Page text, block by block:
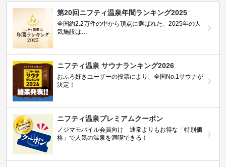
第20回ニフティ温泉年間ランキング2025
全国約2.2万件の中から頂点に選ばれた、2025年の人
気施設は…
ニフティ温泉 サウナランキング2026
おふろ好きユーザーの投票により、全国No.1サウナが
決定！
ニフティ温泉プレミアムクーポン
ノジマモバイル会員向け 通常よりもお得な「特別価
格」で人気の温泉を満喫できる！